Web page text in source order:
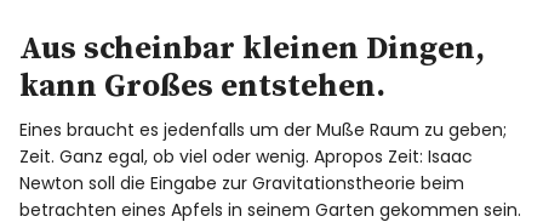
Aus scheinbar kleinen Dingen,
kann Großes entstehen.
Eines braucht es jedenfalls um der Muße Raum zu geben;
Zeit. Ganz egal, ob viel oder wenig. Apropos Zeit: Isaac
Newton soll die Eingabe zur Gravitationstheorie beim
betrachten eines Apfels in seinem Garten gekommen sein.